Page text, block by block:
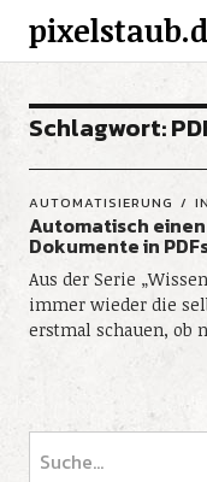
Schlagwort:
AUTOMATISIERUNG
Automatisch
Dokumente in
Aus der Serie
immer wieder die
erstmal schauen, ob